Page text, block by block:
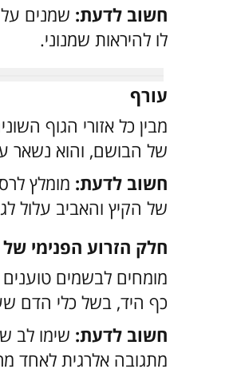
חשוב לדעת: שמנים
לו להיראות שמנוני.
עורף
מבין כל אזורי הגוף
של הבושם, והוא נשאר
חשוב לדעת: מומלץ
של הקיץ והאביב עלול
חלק הזרוע הפנימי
מומחים לבשמים
כף היד, בשל כלי הדם
חשוב לדעת: שימו לב
מתגובה אלרגית לאחד